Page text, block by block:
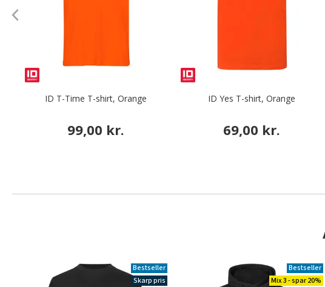
ID T-Time T-shirt, Orange
99,00 kr.
ID Yes T-shirt, Orange
69,00 kr.
Bestseller
Skarp pris
Bestseller
Mix 3 - spar 20%